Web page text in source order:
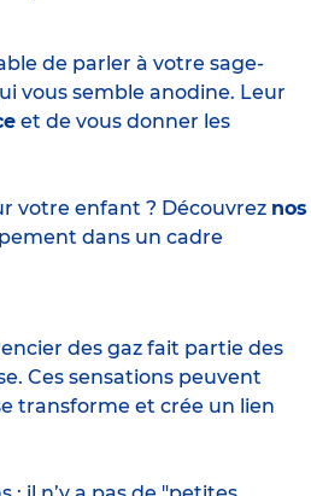
de parler à votre sage-
vous semble anodine. Leur
et de vous donner les
votre enfant ? Découvrez nos
dans un cadre
des gaz fait partie des
Ces sensations peuvent
transforme et crée un lien